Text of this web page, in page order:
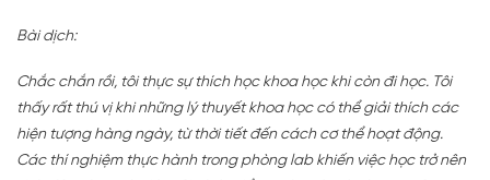
Bài dịch:
Chắc chắn rồi, tôi thực sự thích học khoa học khi còn đi học. Tôi
thấy rất thú vị khi những lý thuyết khoa học có thể giải thích các
hiện tượng hàng ngày, từ thời tiết đến cách cơ thể hoạt động.
Các thí nghiệm thực hành trong phòng lab khiến việc học trở nên